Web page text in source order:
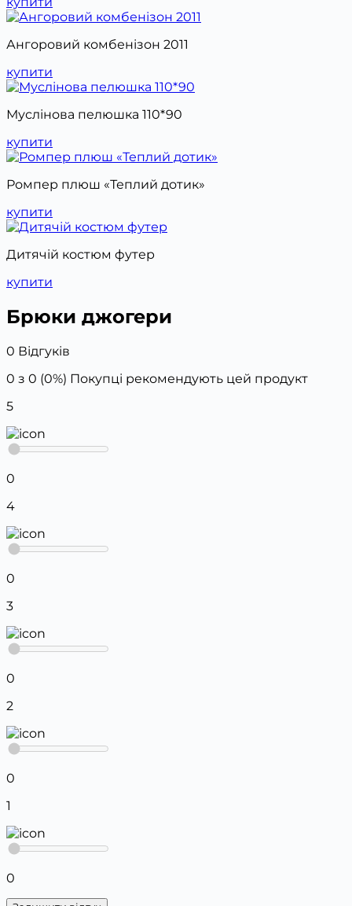
Ангоровий комбенізон 2011
купити
Муслінова пелюшка 110*90
купити
Ромпер плюш «Теплий дотик»
купити
Дитячій костюм футер
купити
Брюки джогери
0 Відгуків
0 з 0 (0%) Покупці рекомендують цей продукт
5
0
4
0
3
0
2
0
1
0